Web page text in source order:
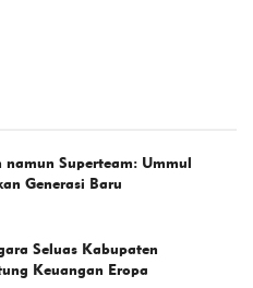
namun Superteam: Ummul
Generasi Baru
Seluas Kabupaten
Keuangan Eropa